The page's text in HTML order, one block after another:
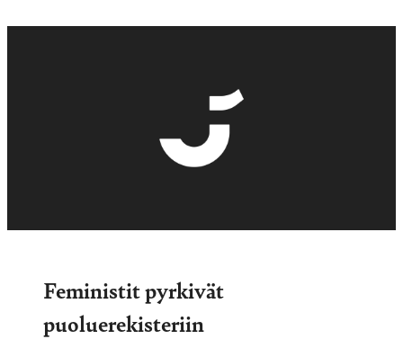
Feministit pyrkivät
puoluerekisteriin